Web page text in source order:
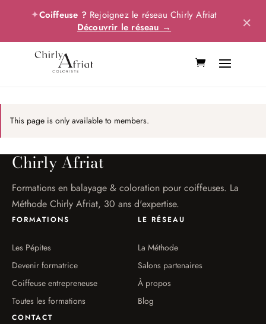
✦Coiffeuse ?Rejoignez le réseau Chirly Afriat
Découvrir le réseau →
×
This page is only available to members.
Chirly Afriat
Formations en balayage & coloration pour coiffeuses. La
Méthode Chirly Afriat, 30 ans d'expertise.
FORMATIONS
Les Pépites
Devenir formatrice
Coiffeuse entrepreneuse
Toutes les formations
LE RÉSEAU
La Méthode
Salons partenaires
À propos
Blog
CONTACT